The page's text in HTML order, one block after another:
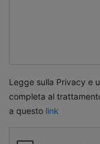
Legge sulla Privacy e
completa al
a questo link